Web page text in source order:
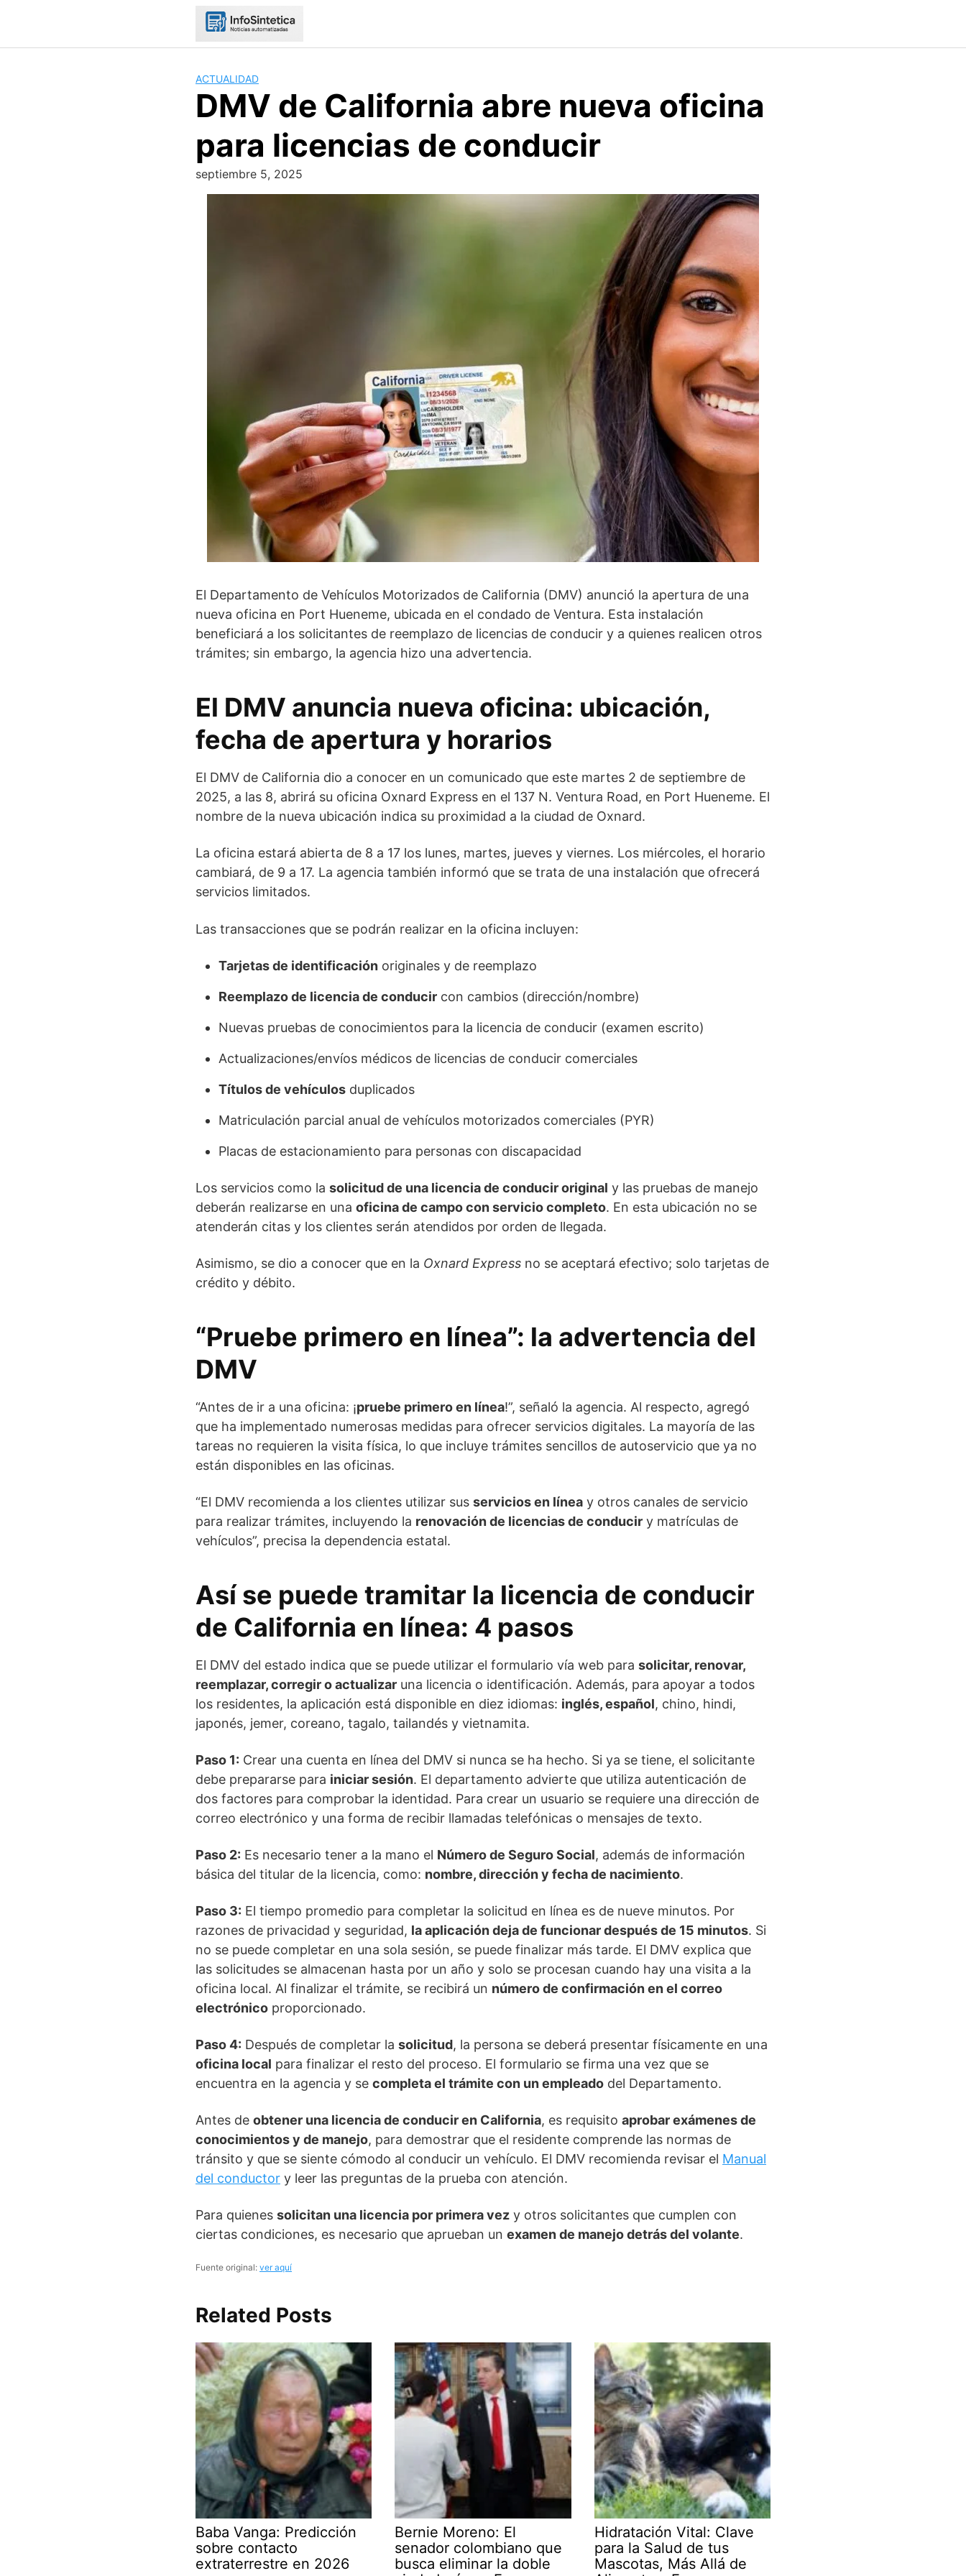
ACTUALIDAD
DMV de California abre nueva oficina
para licencias de conducir
septiembre 5, 2025
El Departamento de Vehículos Motorizados de California (DMV) anunció la apertura de una
nueva oficina en Port Hueneme, ubicada en el condado de Ventura. Esta instalación
beneficiará a los solicitantes de reemplazo de licencias de conducir y a quienes realicen otros
trámites; sin embargo, la agencia hizo una advertencia.
El DMV anuncia nueva oficina: ubicación,
fecha de apertura y horarios
El DMV de California dio a conocer en un comunicado que este martes 2 de septiembre de
2025, a las 8, abrirá su oficina Oxnard Express en el 137 N. Ventura Road, en Port Hueneme. El
nombre de la nueva ubicación indica su proximidad a la ciudad de Oxnard.
La oficina estará abierta de 8 a 17 los lunes, martes, jueves y viernes. Los miércoles, el horario
cambiará, de 9 a 17. La agencia también informó que se trata de una instalación que ofrecerá
servicios limitados.
Las transacciones que se podrán realizar en la oficina incluyen:
Tarjetas de identificación originales y de reemplazo
Reemplazo de licencia de conducir con cambios (dirección/nombre)
Nuevas pruebas de conocimientos para la licencia de conducir (examen escrito)
Actualizaciones/envíos médicos de licencias de conducir comerciales
Títulos de vehículos duplicados
Matriculación parcial anual de vehículos motorizados comerciales (PYR)
Placas de estacionamiento para personas con discapacidad
Los servicios como la solicitud de una licencia de conducir original y las pruebas de manejo
deberán realizarse en una oficina de campo con servicio completo. En esta ubicación no se
atenderán citas y los clientes serán atendidos por orden de llegada.
Asimismo, se dio a conocer que en la Oxnard Express no se aceptará efectivo; solo tarjetas de
crédito y débito.
“Pruebe primero en línea”: la advertencia del
DMV
“Antes de ir a una oficina: ¡pruebe primero en línea!”, señaló la agencia. Al respecto, agregó
que ha implementado numerosas medidas para ofrecer servicios digitales. La mayoría de las
tareas no requieren la visita física, lo que incluye trámites sencillos de autoservicio que ya no
están disponibles en las oficinas.
“El DMV recomienda a los clientes utilizar sus servicios en línea y otros canales de servicio
para realizar trámites, incluyendo la renovación de licencias de conducir y matrículas de
vehículos”, precisa la dependencia estatal.
Así se puede tramitar la licencia de conducir
de California en línea: 4 pasos
El DMV del estado indica que se puede utilizar el formulario vía web para solicitar, renovar,
reemplazar, corregir o actualizar una licencia o identificación. Además, para apoyar a todos
los residentes, la aplicación está disponible en diez idiomas: inglés, español, chino, hindi,
japonés, jemer, coreano, tagalo, tailandés y vietnamita.
Paso 1: Crear una cuenta en línea del DMV si nunca se ha hecho. Si ya se tiene, el solicitante
debe prepararse para iniciar sesión. El departamento advierte que utiliza autenticación de
dos factores para comprobar la identidad. Para crear un usuario se requiere una dirección de
correo electrónico y una forma de recibir llamadas telefónicas o mensajes de texto.
Paso 2: Es necesario tener a la mano el Número de Seguro Social, además de información
básica del titular de la licencia, como: nombre, dirección y fecha de nacimiento.
Paso 3: El tiempo promedio para completar la solicitud en línea es de nueve minutos. Por
razones de privacidad y seguridad, la aplicación deja de funcionar después de 15 minutos. Si
no se puede completar en una sola sesión, se puede finalizar más tarde. El DMV explica que
las solicitudes se almacenan hasta por un año y solo se procesan cuando hay una visita a la
oficina local. Al finalizar el trámite, se recibirá un número de confirmación en el correo
electrónico proporcionado.
Paso 4: Después de completar la solicitud, la persona se deberá presentar físicamente en una
oficina local para finalizar el resto del proceso. El formulario se firma una vez que se
encuentra en la agencia y se completa el trámite con un empleado del Departamento.
Antes de obtener una licencia de conducir en California, es requisito aprobar exámenes de
conocimientos y de manejo, para demostrar que el residente comprende las normas de
tránsito y que se siente cómodo al conducir un vehículo. El DMV recomienda revisar el Manual
del conductor y leer las preguntas de la prueba con atención.
Para quienes solicitan una licencia por primera vez y otros solicitantes que cumplen con
ciertas condiciones, es necesario que aprueban un examen de manejo detrás del volante.
Fuente original: ver aquí
Related Posts
Baba Vanga: Predicción
sobre contacto
extraterrestre en 2026
Bernie Moreno: El
senador colombiano que
busca eliminar la doble
Hidratación Vital: Clave
para la Salud de tus
Mascotas, Más Allá de